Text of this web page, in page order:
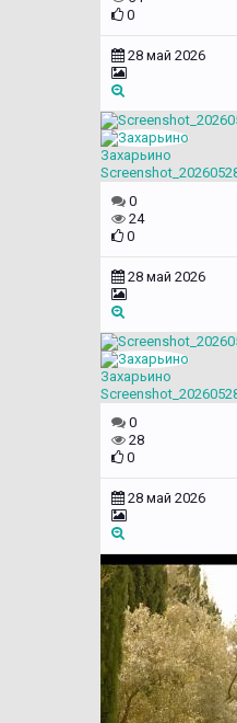
0
28 май 2026
Захарьино
0
24
0
28 май 2026
Захарьино
0
28
0
28 май 2026